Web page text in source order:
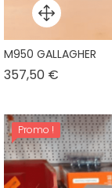
M950 GALLAGHER
357,50 €
Promo !